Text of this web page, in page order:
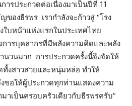
รประกวดต่อเนื่องมาเป็นปีที่ 11
องธีรพร เรากำลังจะก้าวสู่ “โรง
บหน้าแห่งแรกในประเทศไทย
การบุคลากรที่มีพลังความคิดและพลัง
นวนมาก การประกวดครั้งนี้จึงจัดให้
ทั้งสาวสวยและหนุ่มหล่อ ทำให้
ขอให้ผู้ประกวดทุกท่านแสดงความ
าเป็นครอบครัวเดียวกับธีรพรครับ”